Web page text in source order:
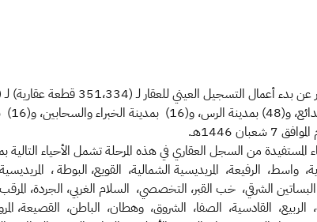
التسجيل العيني للعقار لـ (351،334 قطعة عقارية) لـ (316)
المستفيدة من السجل العقاري في هذه المرحلة تشمل الأحياء التالية
واسط، الرفيعة، المريديسية الشمالية، القويع، البوطة ، المريديسية
الشرقي، خب القبر، التخصصي، السلام الغربي، الجردة،
الربيع، القادسية، الصفا، الشروق، وهطان، الباطن، القصيعة،